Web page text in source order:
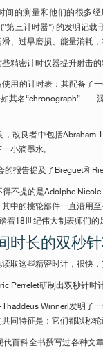
间的测量和他们的很多
(“第三计时器”) 的发明记
、过早磨损、能量消耗
些精密计时仪器提升射击
使用的计时表：其配备了
其名“chronograph”——
，改良者中包括
小滴墨水。
的报告提及了Breguet和
不提的是Adolphe
中的桃轮部件一直沿用
着18世纪伟大制表师们的
时长的双秒针
取这些精密时计，很快
Perrelet研制出双秒针时
Winnerl发明了
同特征是：它们都以秒轮
代百科全书撰写过各种文
品